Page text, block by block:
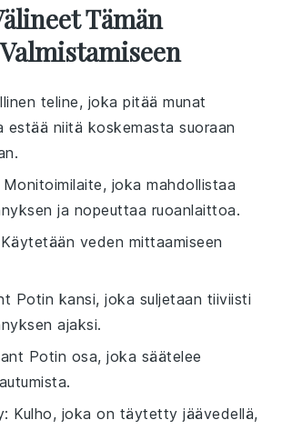
Tämän
teline, joka pitää munat
estää niitä koskemasta suoraan
Monitoimilaite, joka mahdollistaa
ja nopeuttaa ruoanlaittoa.
veden mittaamiseen
Potin kansi, joka suljetaan tiiviisti
ajaksi.
Potin osa, joka säätelee
: Kulho, joka on täytetty jäävedellä,